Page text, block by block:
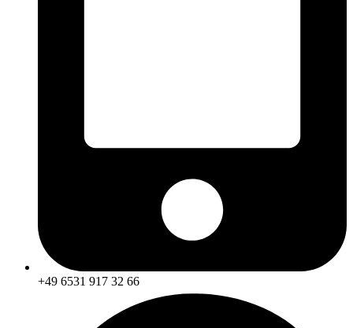
+49 6531 917 32 66